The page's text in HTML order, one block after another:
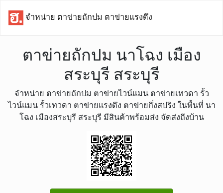
จำหน่าย ตาข่ายถักปม ตาข่ายแรงดึง
ตาข่ายถักปม นาโฉง เมือง
สระบุรี สระบุรี
จำหน่าย ตาข่ายถักปม ตาข่ายไวน์แมน ตาข่ายเทวดา รั้ว
ไวน์แมน รั้วเทวดา ตาข่ายแรงดึง ตาข่ายกึ่งสปริง ในพื้นที่ นา
โฉง เมืองสระบุรี สระบุรี มีสินค้าพร้อมส่ง จัดส่งถึงบ้าน